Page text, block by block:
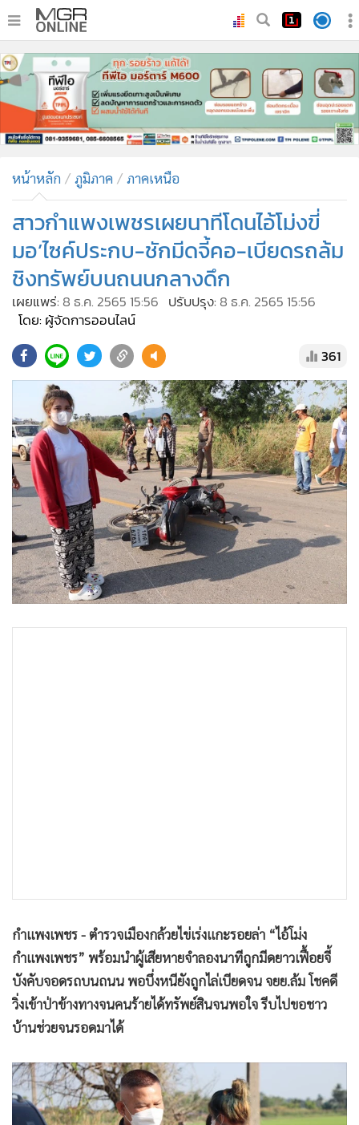
• หน้าหลัก
•
ทันเหตุการณ์
• ภาคใต้
• ภูมิภาค
• บันเทิง
ผู้จัดการรายวัน
• คอลัมนิสต์
• ละคร
• CbizReview
• Cyber BIZ
• Good health & Well-being
• Green Innovation & SD
Management & HR
• MGR Live
• Infographic
• การเมือง
• ท่องเที่ยว
• กีฬา
• ต่างประเทศ
• Special Scoop
• เศรษฐกิจ-ธุรกิจ
• จีน
• ญี่ปุ่น
• News1
• Gotomanager
หน้าหลัก ภูมิภาค ภาคเหนือ
สาวกำแพงเพชรเผยนาทีโดนไอ้โม่งขี่
มอ’ไซค์ประกบ-ชักมีดจี้คอ-เบียดรถล้ม
ชิงทรัพย์บนถนนกลางดึก
เผยแพร่: 8 ธ.ค. 2565 15:56 ปรับปรุง: 8 ธ.ค. 2565 15:56
โดย: ผู้จัดการออนไลน์
361
กำแพงเพชร - ตำรวจเมืองกล้วยไข่เร่งแกะรอยล่า “ไอ้โม่ง
กำแพงเพชร” พร้อมนำผู้เสียหายจำลองนาทีถูกมีดยาวเฟื้อยจี้
บังคับจอดรถบนถนน พอบึ่งหนียังถูกไล่เบียดจน จยย.ล้ม โชคดี
วิ่งเข้าป่าข้างทางจนคนร้ายได้ทรัพย์สินจนพอใจ รีบไปขอชาว
บ้านช่วยจนรอดมาได้